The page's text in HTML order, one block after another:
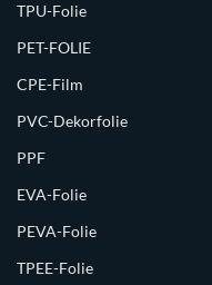
TPU-Folie
PET-FOLIE
CPE-Film
PVC-Dekorfolie
PPF
EVA-Folie
PEVA-Folie
TPEE-Folie